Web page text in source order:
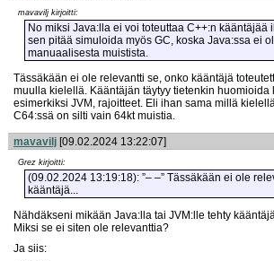
mavavilj kirjoitti:
No miksi Java:lla ei voi toteuttaa C++:n kääntäjää
sen pitää simuloida myös GC, koska Java:ssa ei
manuaalisesta muistista.
Tässäkään ei ole relevantti se, onko kääntäjä
muulla kielellä. Kääntäjän täytyy tietenkin huomioida
esimerkiksi JVM, rajoitteet. Eli ihan sama millä
C64:ssä on silti vain 64kt muistia.
mavavilj [09.02.2024 13:22:07]
Grez kirjoitti:
(09.02.2024 13:19:18): ”– –” Tässäkään ei ole
kääntäjä...
Nähdäkseni mikään Java:lla tai JVM:lle tehty
Miksi se ei siten ole relevanttia?
Ja siis: